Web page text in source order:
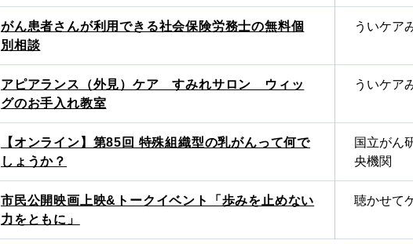
がん患者さんが利用できる社会保険労務士の無料個
別相談
ういケア
アピアランス（外見）ケア すみれサロン ウィッ
グのお手入れ教室
ういケア
【オンライン】第85回 特殊組織型の乳がんって何で
しょうか？
国立がん
央機関
市民公開映画上映&トークイベント「歩みを止めない
力をともに」
聴かせて